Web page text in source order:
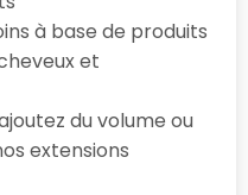
à base de produits
et
du volume ou
extensions